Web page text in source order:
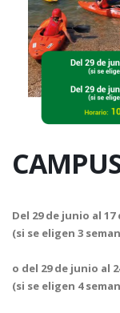
Del 29 de junio al
(si se eligen 3
o del 29 de junio al
(si se eligen 4